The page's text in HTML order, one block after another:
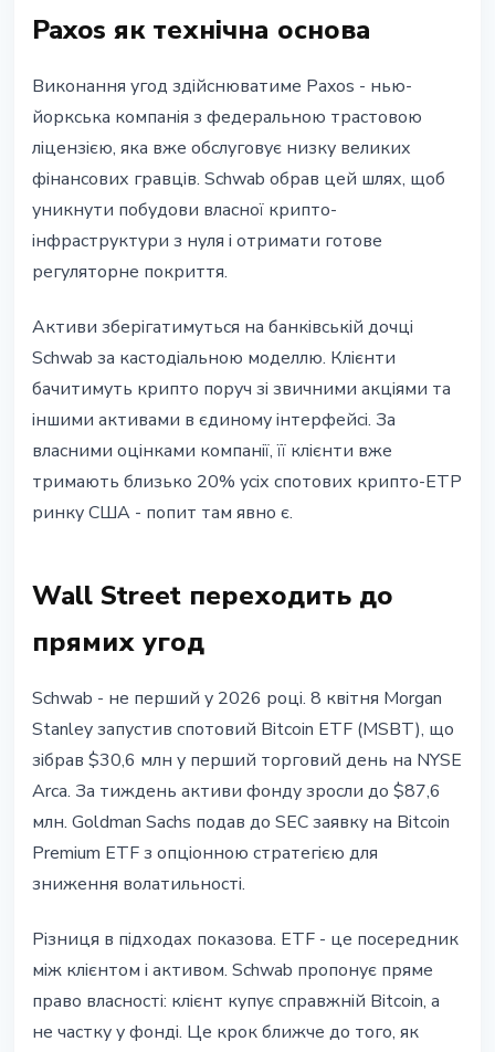
Paxos як технічна основа
Виконання угод здійснюватиме Paxos - нью-
йоркська компанія з федеральною трастовою
ліцензією, яка вже обслуговує низку великих
фінансових гравців. Schwab обрав цей шлях, щоб
уникнути побудови власної крипто-
інфраструктури з нуля і отримати готове
регуляторне покриття.
Активи зберігатимуться на банківській дочці
Schwab за кастодіальною моделлю. Клієнти
бачитимуть крипто поруч зі звичними акціями та
іншими активами в єдиному інтерфейсі. За
власними оцінками компанії, її клієнти вже
тримають близько 20% усіх спотових крипто-ETP
ринку США - попит там явно є.
Wall Street переходить до
прямих угод
Schwab - не перший у 2026 році. 8 квітня Morgan
Stanley запустив спотовий Bitcoin ETF (MSBT), що
зібрав $30,6 млн у перший торговий день на NYSE
Arca. За тиждень активи фонду зросли до $87,6
млн. Goldman Sachs подав до SEC заявку на Bitcoin
Premium ETF з опціонною стратегією для
зниження волатильності.
Різниця в підходах показова. ETF - це посередник
між клієнтом і активом. Schwab пропонує пряме
право власності: клієнт купує справжній Bitcoin, а
не частку у фонді. Це крок ближче до того, як